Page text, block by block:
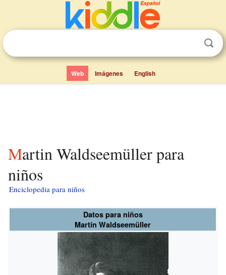
Web Imágenes English
Martin Waldseemüller para
niños
Enciclopedia para niños
Datos para niños
Martín Waldseemüller